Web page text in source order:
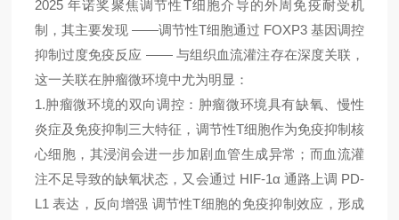
2025 年诺奖聚焦调节性T细胞介导的外周免疫耐受机
制，其主要发现 ——调节性T细胞通过 FOXP3 基因调控
抑制过度免疫反应 —— 与组织血流灌注存在深度关联，
这一关联在肿瘤微环境中尤为明显 ：
1.肿瘤微环境的双向调控：肿瘤微环境具有缺氧、慢性
炎症及免疫抑制三大特征， 调节性T细胞作为免疫抑制核
心细胞，其浸润会进一步加剧血管生成异常；而血流灌
注不足导致的缺氧状态，又会通过 HIF-1α 通路上调 PD-
L1 表达，反向增强 调节性T细胞的免疫抑制效应，形成